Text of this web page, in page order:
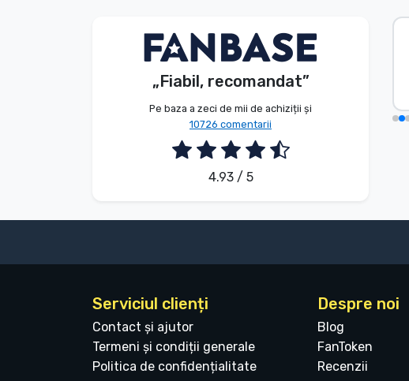
„Fiabil, recomandat”
Pe baza a zeci de mii de achiziții și
10726 comentarii
4.93 / 5
E. Hipságh Client
2026. 08. 06.
Serviciul clienți
Contact și ajutor
Termeni și condiții generale
Politica de confidențialitate
Despre noi
Blog
FanToken
Recenzii